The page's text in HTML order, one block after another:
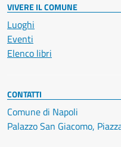
VIVERE IL COMUNE
Luoghi
Eventi
Elenco libri
CONTATTI
Comune di Napoli
Palazzo San Giacomo,